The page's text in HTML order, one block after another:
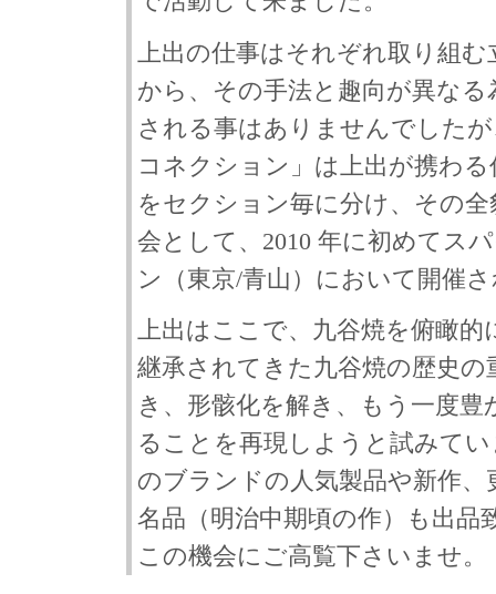
上出の仕事はそれぞれ取り組
から、その手法と趣向が異なる
される事はありませんでした
コネクション」は上出が携わ
をセクション毎に分け、その
会として、2010 年に初めてス
ン（東京/⻘山）において開催
上出はここで、九谷焼を俯瞰的
継承されてきた九谷焼の歴史の
き、形骸化を解き、もう一度豊
ることを再現しようと試みて
のブランドの人気製品や新作、
名品（明治中期頃の作）も出品
この機会にご高覧下さいませ。